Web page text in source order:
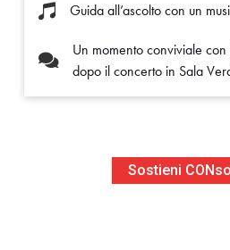
 Guida all’ascolto con un

Un momento conviviale con
dopo il concerto in Sala
Sostieni